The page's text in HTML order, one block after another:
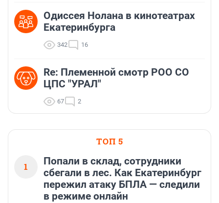
Одиссея Нолана в кинотеатрах
Екатеринбурга
342 16
Re: Племеннoй смoтр РOO CO
ЦПС "УРАЛ"
67 2
ТОП 5
1
Попали в склад, сотрудники
сбегали в лес. Как Екатеринбург
пережил атаку БПЛА — следили
в режиме онлайн